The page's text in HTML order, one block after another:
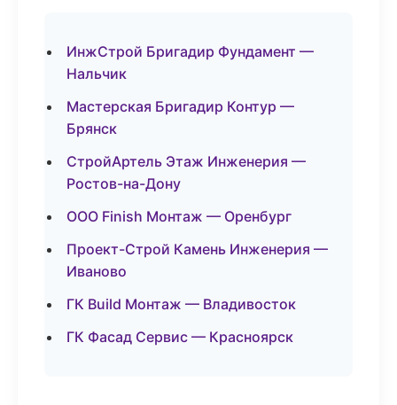
ИнжСтрой Бригадир Фундамент —
Нальчик
Мастерская Бригадир Контур —
Брянск
СтройАртель Этаж Инженерия —
Ростов-на-Дону
ООО Finish Монтаж — Оренбург
Проект-Строй Камень Инженерия —
Иваново
ГК Build Монтаж — Владивосток
ГК Фасад Сервис — Красноярск